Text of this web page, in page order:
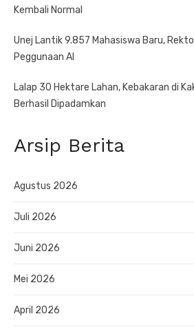
Kembali Normal
Unej Lantik 9.857 Mahasiswa Baru,
Peggunaan AI
Lalap 30 Hektare Lahan, Kebakaran di
Berhasil Dipadamkan
Arsip Berita
Agustus 2026
Juli 2026
Juni 2026
Mei 2026
April 2026